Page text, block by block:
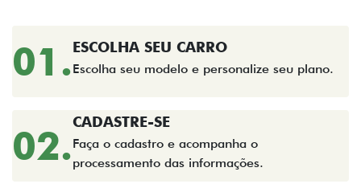
01.ESCOLHA SEU CARRO
Escolha seu modelo e personalize seu plano.
02.
CADASTRE-SE
Faça o cadastro e acompanha o
processamento das informações.